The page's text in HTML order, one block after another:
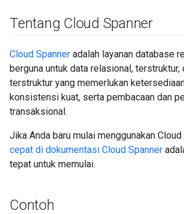
Tentang Cloud Spanner
Cloud Spanner adalah layanan database
berguna untuk data relasional, terstruktur,
terstruktur yang memerlukan
konsistensi kuat, serta pembacaan dan
transaksional.
Jika Anda baru mulai menggunakan Cloud
cepat di dokumentasi Cloud Spanner
tepat untuk memulai.
Contoh